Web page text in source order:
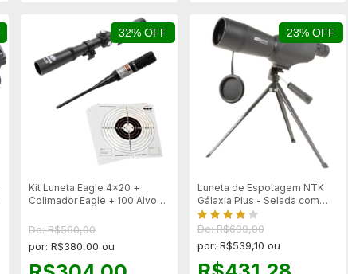
32% OFF
Kit Luneta Eagle 4x20 +
Colimador Eagle + 100 Alvos
De: R$560,00
por: R$380,00 ou
23% OFF
Luneta de Espotagem NTK
Gálaxia Plus - Selada com
Nitrogênio
De: R$699,00
por: R$539,10 ou